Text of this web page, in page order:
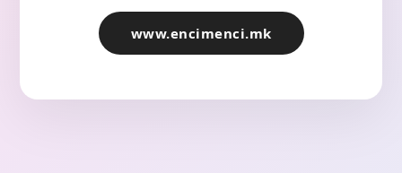
www.encimenci.mk